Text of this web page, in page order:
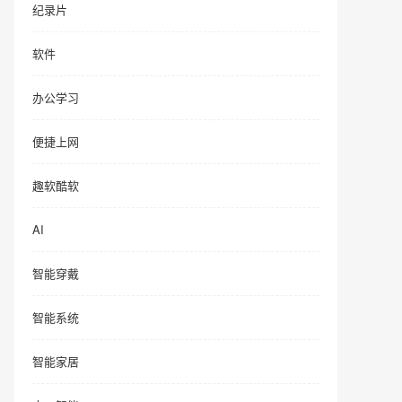
纪录片
软件
办公学习
便捷上网
趣软酷软
AI
智能穿戴
智能系统
智能家居